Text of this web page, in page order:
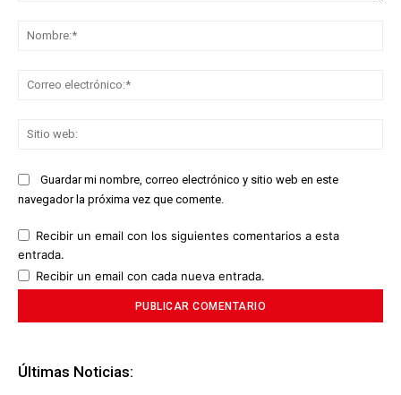
Guardar mi nombre, correo electrónico y sitio web en este
navegador la próxima vez que comente.
Recibir un email con los siguientes comentarios a esta
entrada.
Recibir un email con cada nueva entrada.
Últimas Noticias: